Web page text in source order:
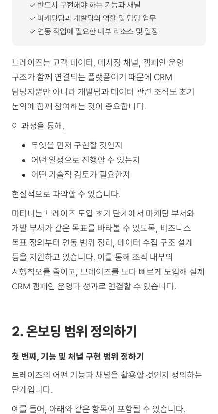
︎✓ 반드시 구현해야 하는 기능과 채널
︎✓ 마케팅팀과 개발팀의 역할 및 담당 업무
︎✓ 연동 작업에 필요한 내부 리소스 및 일정
브레이즈는 고객 데이터, 메시징 채널, 캠페인 운영
구조가 함께 연결되는 플랫폼이기 때문에 CRM
담당자뿐만 아니라 개발팀과 데이터 관련 조직도 초기
논의에 함께 참여하는 것이 중요합니다.
이 과정을 통해,
무엇을 먼저 구현할 것인지
어떤 일정으로 진행할 수 있는지
어떤 기술적 검토가 필요한지
현실적으로 파악할 수 있습니다.
마티니 는 브레이즈 도입 초기 단계에서 마케팅 부서와
개발 부서가 같은 목표를 바라볼 수 있도록, 비즈니스
목표 정의부터 연동 범위 정리, 데이터 수집 구조 설계
등을 지원하고 있습니다. 이를 통해 조직 내부의
시행착오를 줄이고, 브레이즈를 보다 빠르게 도입해 실제
CRM 캠페인 운영과 성과로 연결할 수 있습니다.
2. 온보딩 범위 정의하기
첫 번째, 기능 및 채널 구현 범위 정하기
브레이즈의 어떤 기능과 채널을 활용할 것인지 정의하는
단계입니다.
예를 들어, 아래와 같은 항목이 포함될 수 있습니다.